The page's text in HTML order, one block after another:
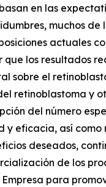
en las
muchos
actuales
los resultados
sobre el
retinoblastoma y
del número
eficacia, así
deseados,
de los
para